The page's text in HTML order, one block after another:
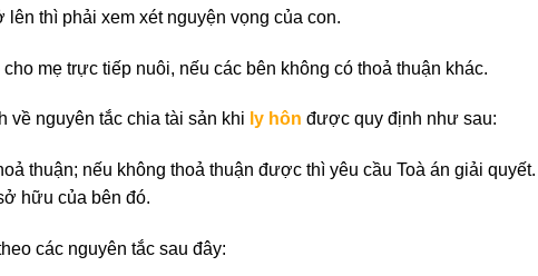
thì phải xem xét nguyện vọng của con.
mẹ trực tiếp nuôi, nếu các bên không có thoả thuận khác.
về nguyên tắc chia tài sản khi ly hôn được quy định như sau:
thuận; nếu không thoả thuận được thì yêu cầu Toà án giải quyết.
hữu của bên đó.
các nguyên tắc sau đây: